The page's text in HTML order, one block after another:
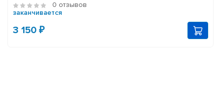
0 отзывов
заканчивается
3 150 ₽